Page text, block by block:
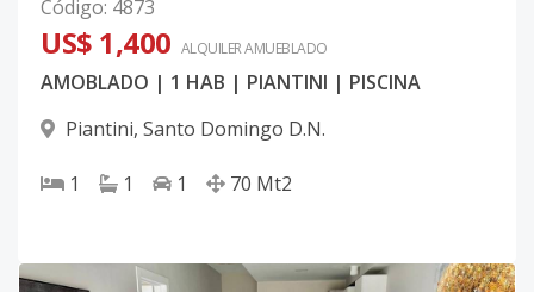
Código: 4873
US$ 1,400 ALQUILERAMUEBLADO
AMOBLADO | 1 HAB | PIANTINI | PISCINA
Piantini, Santo Domingo D.N.
1 1 1 70 Mt2